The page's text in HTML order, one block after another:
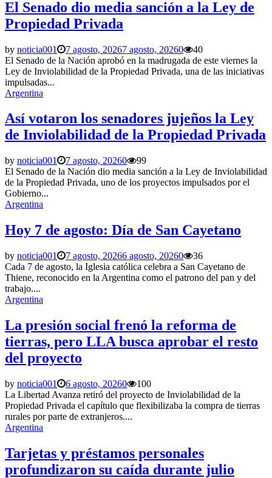
El Senado dio media sanción a la Ley de
Propiedad Privada
by noticia001 7 agosto, 20267 agosto, 20260
40
El Senado de la Nación aprobó en la madrugada de este viernes la
Ley de Inviolabilidad de la Propiedad Privada, una de las iniciativas
impulsadas...
Argentina
Así votaron los senadores jujeños la Ley
de Inviolabilidad de la Propiedad Privada
by noticia001 7 agosto, 20260
99
El Senado de la Nación dio media sanción a la Ley de Inviolabilidad
de la Propiedad Privada, uno de los proyectos impulsados por el
Gobierno...
Argentina
Hoy 7 de agosto: Día de San Cayetano
by noticia001 7 agosto, 20266 agosto, 20260
36
Cada 7 de agosto, la Iglesia católica celebra a San Cayetano de
Thiene, reconocido en la Argentina como el patrono del pan y del
trabajo....
Argentina
La presión social frenó la reforma de
tierras, pero LLA busca aprobar el resto
del proyecto
by noticia001 6 agosto, 20260
100
La Libertad Avanza retiró del proyecto de Inviolabilidad de la
Propiedad Privada el capítulo que flexibilizaba la compra de tierras
rurales por parte de extranjeros....
Argentina
Tarjetas y préstamos personales
profundizaron su caída durante julio